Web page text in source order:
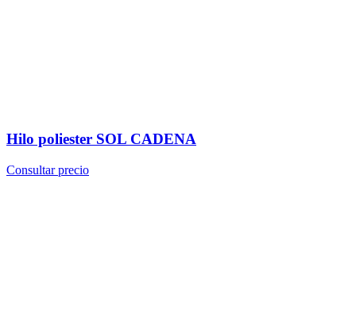
Hilo poliester SOL CADENA
Consultar precio